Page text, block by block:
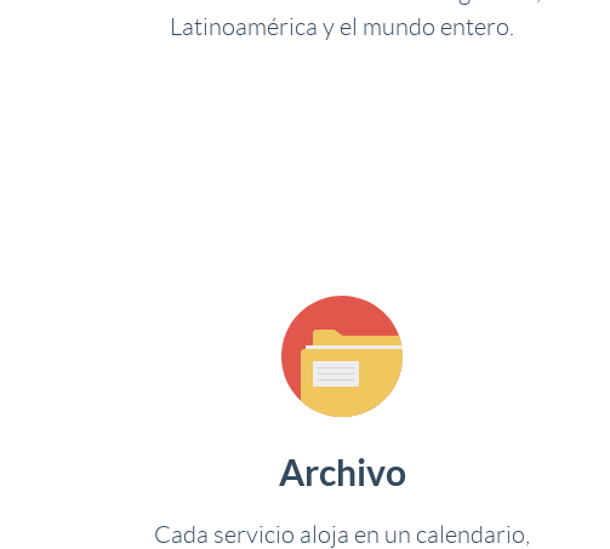
Latinoamérica y el mundo entero.
Archivo
Cada servicio aloja en un calendario,